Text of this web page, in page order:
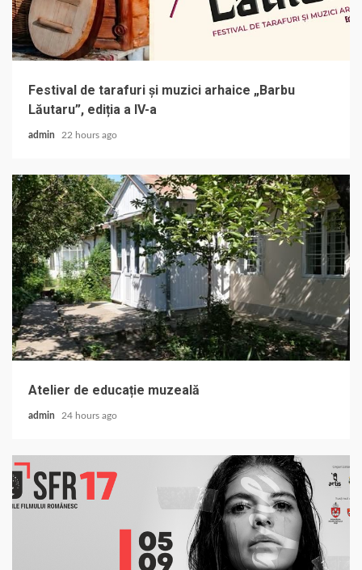
Festival de tarafuri și muzici arhaice „Barbu
Lăutaru”, ediția a IV-a
admin 22 hours ago
Atelier de educație muzeală
admin 24 hours ago